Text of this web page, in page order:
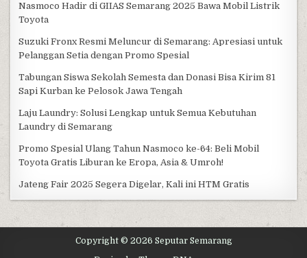
Nasmoco Hadir di GIIAS Semarang 2025 Bawa Mobil Listrik
Toyota
Suzuki Fronx Resmi Meluncur di Semarang: Apresiasi untuk
Pelanggan Setia dengan Promo Spesial
Tabungan Siswa Sekolah Semesta dan Donasi Bisa Kirim 81
Sapi Kurban ke Pelosok Jawa Tengah
Laju Laundry: Solusi Lengkap untuk Semua Kebutuhan
Laundry di Semarang
Promo Spesial Ulang Tahun Nasmoco ke-64: Beli Mobil
Toyota Gratis Liburan ke Eropa, Asia & Umroh!
Jateng Fair 2025 Segera Digelar, Kali ini HTM Gratis
Copyright © 2026 Seputar Semarang